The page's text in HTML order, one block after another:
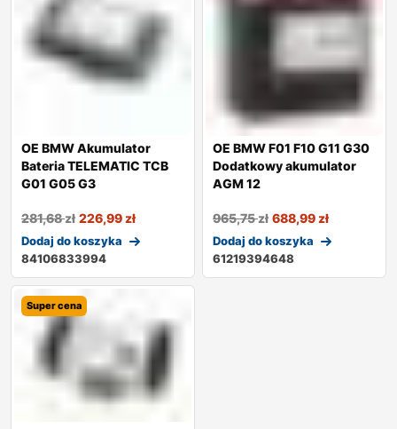
OE BMW Akumulator
Bateria TELEMATIC TCB
G01 G05 G3
281,68zł 226,99zł
Dodaj do koszyka
84106833994
OE BMW F01 F10 G11 G30
Dodatkowy akumulator
AGM 12
965,75zł 688,99zł
Dodaj do koszyka
61219394648
Super cena